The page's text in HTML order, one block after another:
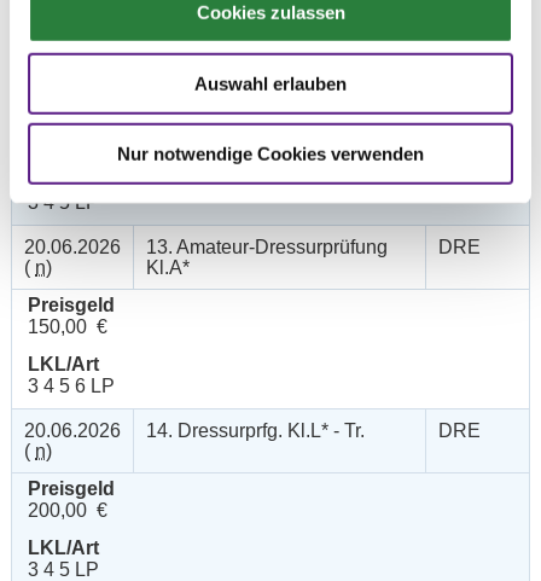
Cookies zulassen
Auswahl erlauben
Nur notwendige Cookies verwenden
20.06.2026
Trense
Preisgeld
LKL/Art
3 4 5 LP
20.06.2026
( n)
13. Amateur-Dressurprüfung
Kl.A*
DRE
Preisgeld
150,00 €
LKL/Art
3 4 5 6 LP
20.06.2026
( n)
14. Dressurprfg. Kl.L* - Tr. DRE
Preisgeld
200,00 €
LKL/Art
3 4 5 LP